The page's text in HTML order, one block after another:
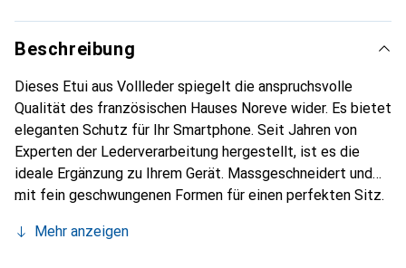
Beschreibung
Dieses Etui aus Vollleder spiegelt die anspruchsvolle
Qualität des französischen Hauses Noreve wider. Es bietet
eleganten Schutz für Ihr Smartphone. Seit Jahren von
Experten der Lederverarbeitung hergestellt, ist es die
ideale Ergänzung zu Ihrem Gerät. Massgeschneidert und
mit fein geschwungenen Formen für einen perfekten Sitz.
Smartphone. Die Marke Noreve ist international für ihre
Mehr anzeigen